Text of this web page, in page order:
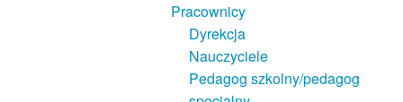
Pracownicy
Dyrekcja
Nauczyciele
Pedagog szkolny/pedagog